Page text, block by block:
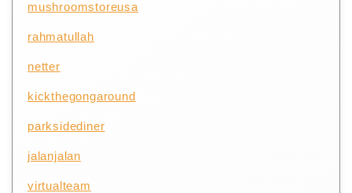
mushroomstoreusa
rahmatullah
netter
kickthegongaround
parksidediner
jalanjalan
virtualteam